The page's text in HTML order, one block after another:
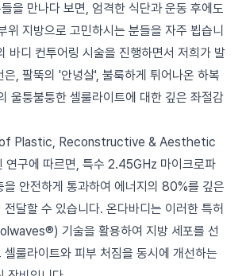
을 만나다 보면, 엄격한 식단과 운동 후에도
위 지방으로 고민하시는 분들을 자주 뵙습니
바디 컨투어링 시술을 진행하면서 저희가 발
은, 팔뚝의 '안녕살', 불룩하게 튀어나온 하복
울퉁불퉁한 셀룰라이트에 대한 깊은 좌절감
Plastic, Reconstructive & Aesthetic
연구에 따르면, 특수 2.45GHz 마이크로파
을 안전하게 통과하여 에너지의 80%를 깊은
달할 수 있습니다. 온다바디는 이러한 특허
기술을 활용하여 지방 세포를 선
셀룰라이트와 피부 처짐을 동시에 개선하는